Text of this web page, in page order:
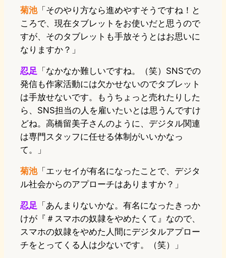
菊池「そのやり方なら進めやすそうですね！と
ころで、現在タブレットをお使いだと思うので
すが、そのタブレットも手放そうとはお思いに
なりますか？」
忍足 「なかなか難しいですね。（笑）SNSでの
発信も作家活動には欠かせないのでタブレット
は手放せないです。もうちょっと売れたりした
ら、SNS担当の人を雇いたいとは思うんですけ
どね。高橋留美子さんのように、デジタル関連
は専門スタッフに任せる体制がいいかなっ
て。」
菊池「エッセイが有名になったことで、デジタ
ル社会からのアプローチはありますか？」
忍足 「あんまりないかな。有名になったきっか
けが『＃スマホの奴隷をやめたくて』なので、
スマホの奴隷をやめた人間にデジタルアプロー
チをとってくる人は少ないです。（笑）」